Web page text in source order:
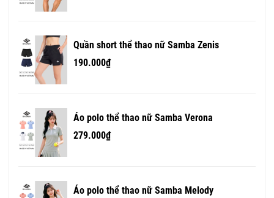
Quần short thể thao nữ Samba Zenis
190.000₫
Áo polo thể thao nữ Samba Verona
279.000₫
Áo polo thể thao nữ Samba Melody